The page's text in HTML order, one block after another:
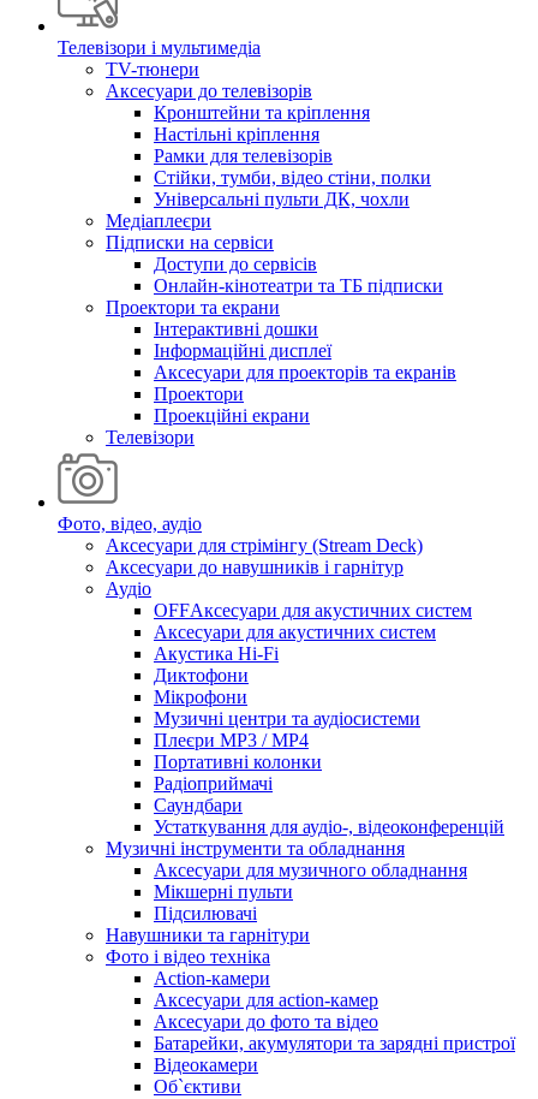
Телевізори і мультимедіа
TV-тюнери
Аксесуари до телевізорів
Кронштейни та кріплення
Настільні кріплення
Рамки для телевізорів
Стійки, тумби, відео стіни, полки
Універсальні пульти ДК, чохли
Медіаплеєри
Підписки на сервіси
Доступи до сервісів
Онлайн-кінотеатри та ТБ підписки
Проектори та екрани
Інтерактивні дошки
Інформаційні дисплеї
Аксесуари для проекторів та екранів
Проектори
Проекційні екрани
Телевізори
Фото, відео, аудіо
Аксесуари для стрімінгу (Stream Deck)
Аксесуари до навушників і гарнітур
Аудіо
OFFАксесуари для акустичних систем
Аксесуари для акустичних систем
Акустика Hi-Fi
Диктофони
Мікрофони
Музичні центри та аудіосистеми
Плеєри MP3 / MP4
Портативні колонки
Радіоприймачі
Саундбари
Устаткування для аудіо-, відеоконференцій
Музичні інструменти та обладнання
Аксесуари для музичного обладнання
Мікшерні пульти
Підсилювачі
Навушники та гарнітури
Фото і відео техніка
Action-камери
Аксесуари для action-камер
Аксесуари до фото та відео
Батарейки, акумулятори та зарядні пристрої
Відеокамери
Об`єктиви